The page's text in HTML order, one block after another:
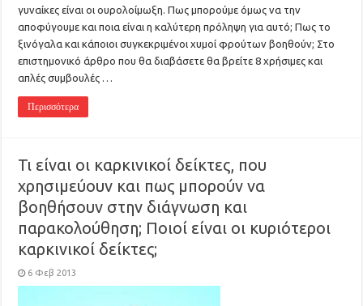
γυναίκες είναι οι ουρολοίμωξη. Πως μπορούμε όμως να την
αποφύγουμε και ποια είναι η καλύτερη πρόληψη για αυτό; Πως το
ξινόγαλα και κάποιοι συγκεκριμένοι χυμοί φρούτων βοηθούν; Στο
επιστημονικό άρθρο που θα διαβάσετε θα βρείτε 8 χρήσιμες και
απλές συμβουλές …
Περισσότερα
Τι είναι οι καρκινικοί δείκτες, που
χρησιμεύουν και πως μπορούν να
βοηθήσουν στην διάγνωση και
παρακολούθηση; Ποιοί είναι οι κυριότεροι
καρκινικοί δείκτες;
6 Φεβ 2013